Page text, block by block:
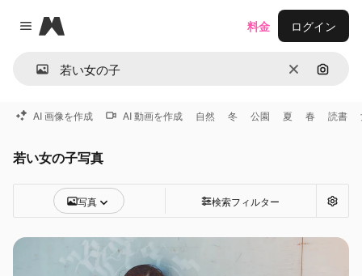
Close menu
Magnific
消去 画像で
料金 ログイン
AI 画像を作成 AI 動画を作成 自然 冬 公園 夏 春 読書
若い女の子写真
写真 検索フィルター